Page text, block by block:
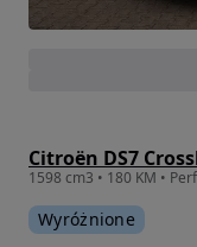
Wyróżnione